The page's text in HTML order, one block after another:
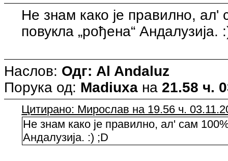
Не знам како је правилно, ал'
повукла „рођена“ Андалузија.
Наслов: Одг: Al Andaluz
Порука од: Madiuxa на 21.58 ч.
Цитирано: Мирослав на 19.56 ч.
Не знам како је правилно, ал' сам
Андалузија. :) ;D